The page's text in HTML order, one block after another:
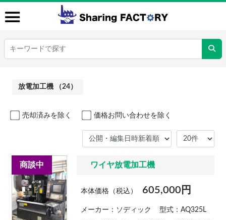
放電加工機 （24）
売却済みを除く 価格お問い合わせを除く
商談中 ワイヤ放電加工機
本体価格（税込） 605,000円
メーカー：ソディック 型式：AQ325L